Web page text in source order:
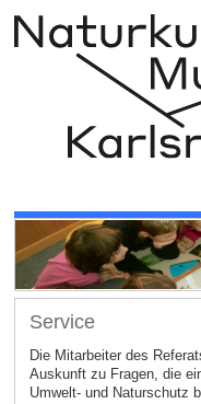
Service
Die Mitarbeiter des
Auskunft zu Fragen, die
Umwelt- und Naturschutz